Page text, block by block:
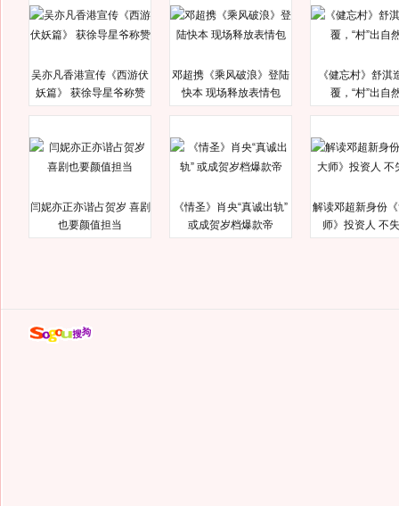
吴亦凡香港宣传《西游伏
妖篇》 获徐导星爷称赞
邓超携《乘风破浪》登陆
快本 现场释放表情包
《健忘村》舒淇
覆，“村”出自
闫妮亦正亦谐占贺岁 喜剧
也要颜值担当
《情圣》肖央“真诚出轨”
或成贺岁档爆款帝
解读邓超新身份
师》投资人 不